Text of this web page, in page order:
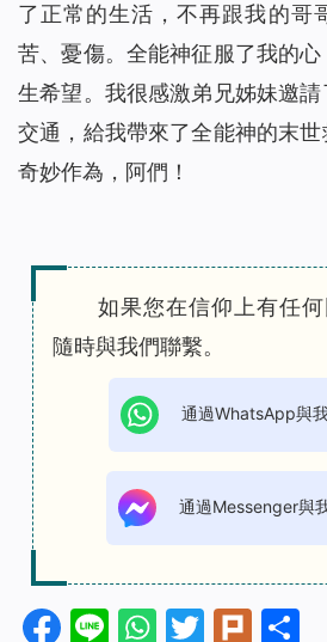
了正常的生活，不再跟我的哥
苦、憂傷。全能神征服了我的
生希望。我很感激弟兄姊妹邀
交通，給我帶來了全能神的末
奇妙作為，阿們！
如果您在信仰上有任
隨時與我們聯繫。
通過WhatsApp與
通過Messenger與
Facebook
LineWhatsApp
Twitter
Plurk